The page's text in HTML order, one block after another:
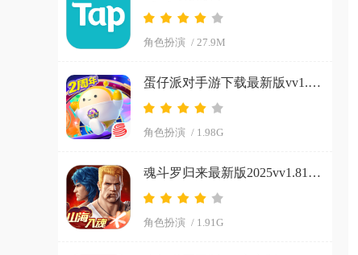
角色扮演 / 27.9M
蛋仔派对手游下载最新版vv1.0.266 手机版
角色扮演 / 1.98G
魂斗罗归来最新版2025vv1.81.133.8468 官方正版
角色扮演 / 1.91G